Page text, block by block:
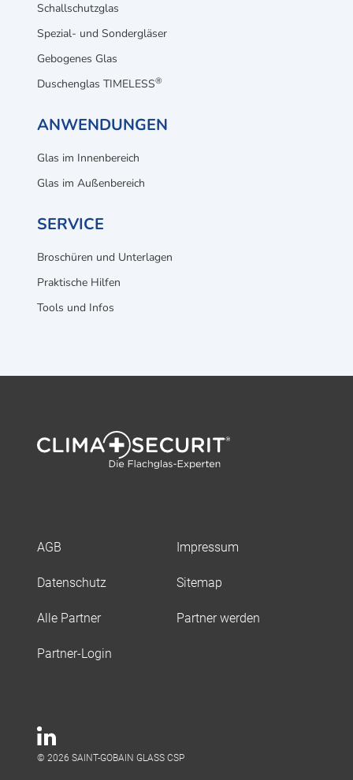
Schallschutzglas
Spezial- und Sondergläser
Gebogenes Glas
Duschenglas TIMELESS®
ANWENDUNGEN
Glas im Innenbereich
Glas im Außenbereich
SERVICE
Broschüren und Unterlagen
Praktische Hilfen
Tools und Infos
AGB Impressum
Datenschutz Sitemap
Alle Partner Partner werden
Partner-Login
© 2026 SAINT-GOBAIN GLASS CSP